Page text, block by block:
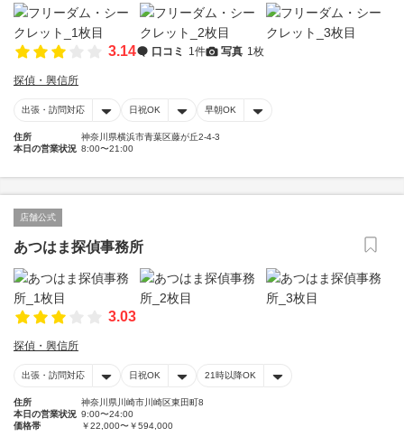
3.14 口コミ 1件 写真 1枚
探偵・興信所
出張・訪問対応 日祝OK 早朝OK
住所
神奈川県横浜市青葉区藤が丘2-4-3
本日の営業状況 8:00〜21:00
店舗公式
あつはま探偵事務所
3.03
探偵・興信所
出張・訪問対応 日祝OK 21時以降OK
住所
神奈川県川崎市川崎区東田町8
本日の営業状況 9:00〜24:00
価格帯
￥22,000〜￥594,000